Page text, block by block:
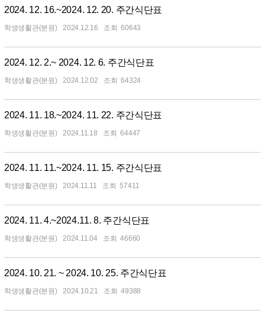
2024. 12. 16.~2024. 12. 20. 주간식단표
학생생활관(분원) 2024.12.16 60643
2024. 12. 2.~ 2024. 12. 6. 주간식단표
학생생활관(분원) 2024.12.02 64324
2024. 11. 18.~2024. 11. 22. 주간식단표
학생생활관(분원) 2024.11.18 64447
2024. 11. 11.~2024. 11. 15. 주간식단표
학생생활관(분원) 2024.11.11 57411
2024. 11. 4.~2024.11. 8. 주간식단표
학생생활관(분원) 2024.11.04 46660
2024. 10. 21. ~ 2024. 10. 25. 주간식단표
학생생활관(분원) 2024.10.21 49388